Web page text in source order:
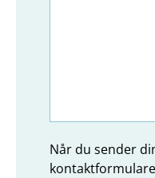
Når du sender